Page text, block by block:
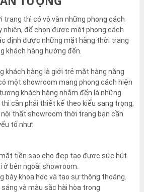
thì có vô vàn những phong cách
nhiên, để chọn được một phong cách
định được những mặt hàng thời trang
khách hàng hướng đến.
khách hàng là giới trẻ mặt hàng năng
một showroom mang phong cách hiện
khách hàng nhắm đến là những
cần phải thiết kế theo kiểu sang trọng,
thất showroom thời trang bạn cần
tố như:
tiền sao cho đẹp tạo được sức hút
ở bên ngoài showroom.
bày khoa học và tạo sự thông thoáng.
sáng và màu sắc hài hòa trong